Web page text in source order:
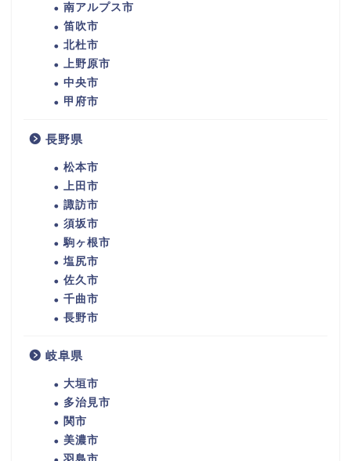
南アルプス市
笛吹市
北杜市
上野原市
中央市
甲府市
長野県
松本市
上田市
諏訪市
須坂市
駒ヶ根市
塩尻市
佐久市
千曲市
長野市
岐阜県
大垣市
多治見市
関市
美濃市